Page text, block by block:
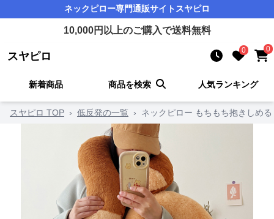
ネックピロー専門通販サイト スヤピロ
10,000円以上のご購入で送料無料
スヤピロ 0 0
新着商品 商品を検索 人気ランキング
スヤピロ TOP › 低反発の一覧 › ネックピロー もちもち抱きしめ